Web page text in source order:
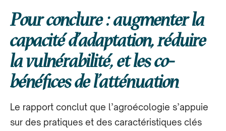
Pour conclure : augmenter la
capacité d’adaptation, réduire
la vulnérabilité, et les co-
bénéfices de l’atténuation
Le rapport conclut que l’agroécologie s’appuie
sur des pratiques et des caractéristiques clés